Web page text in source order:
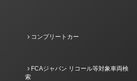
コンプリートカー
FCAジャパン リコール等対象車両検
索